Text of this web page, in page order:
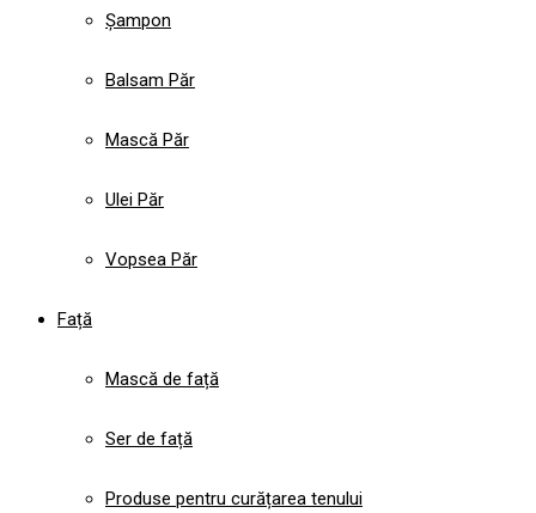
Șampon
Balsam Păr
Mască Păr
Ulei Păr
Vopsea Păr
Față
Mască de față
Ser de față
Produse pentru curățarea tenului